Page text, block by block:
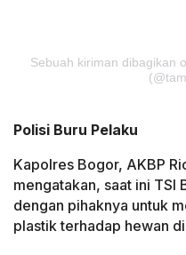
Sebuah kiriman dibagikan
Polisi Buru Pelaku
Kapolres Bogor, AKBP
mengatakan, saat ini
dengan pihaknya untuk
plastik terhadap hewan di